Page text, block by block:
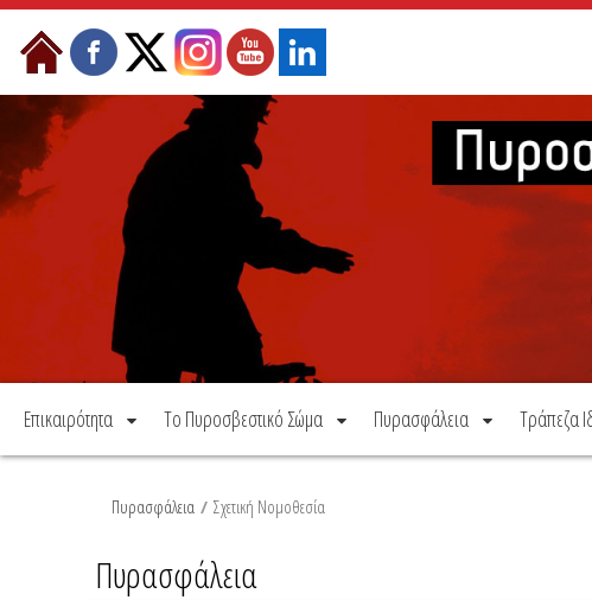
Μετάβαση στο περιεχόμενο
Επικαιρότητα Το Πυροσβεστικό Σώμα Πυρασφάλεια Τράπεζα
Πυρασφάλεια / Σχετική Νομοθεσία
Πυρασφάλεια